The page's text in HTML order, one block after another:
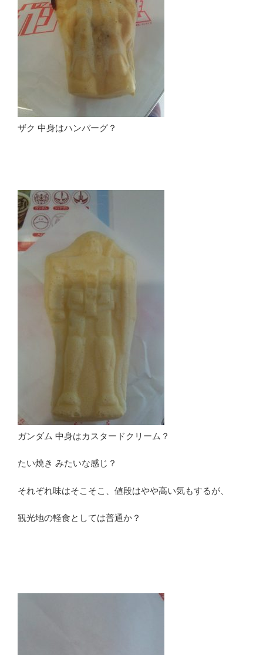
ザク 中身はハンバーグ？
ガンダム 中身はカスタードクリーム？
たい焼き みたいな感じ？
それぞれ味はそこそこ、値段はやや高い気もするが、
観光地の軽食としては普通か？